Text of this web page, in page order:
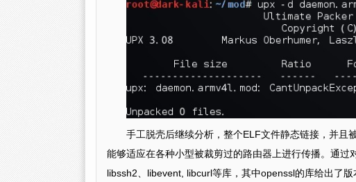
手工脱壳后继续分析，整个ELF文件静态链接，并且
能够适应在各种小型被裁剪过的路由器上进行传播。通过
libssh2、libevent, libcurl等库，其中openssl的库给出了